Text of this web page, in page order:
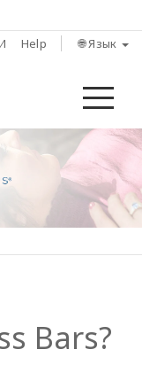
Help 🌐 Язык
Bars?